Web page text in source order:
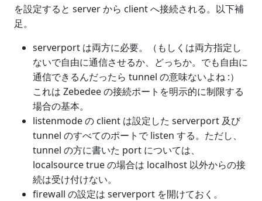
を設定すると server から client へ接続される。以下補
足。
serverport は両方に必要。（もしくは両方指定し
ないで自由に通信させるか、どっちか。でも自由に
通信できるんだったら tunnel の意味ないよね :）
これは Zebedee の接続ポートを明示的に制限する
場合の基本。
listenmode の client は設定した serverport 及び
tunnel のすべてのポートで listen する。ただし、
tunnel の方に書いた port については、
localsource true の場合は localhost 以外からの接
続は受け付けない。
firewall の設定は serverport を開けておく。